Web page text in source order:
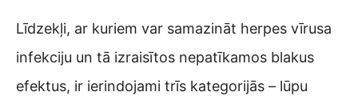
Līdzekļi, ar kuriem var samazināt herpes vīrusa
infekciju un tā izraisītos nepatīkamos blakus
efektus, ir ierindojami trīs kategorijās – lūpu